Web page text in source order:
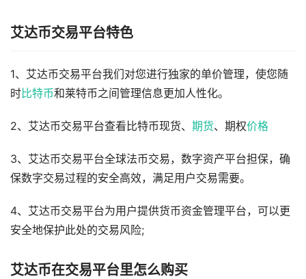
艾达币交易平台特色
1、艾达币交易平台我们对您进行独家的单价管理，使您随
时比特币和莱特币之间管理信息更加人性化。
2、艾达币交易平台查看比特币现货、 期货、期权价格
3、艾达币交易平台全球法币交易，数字资产平台担保，确
保数字交易过程的安全高效，满足用户交易需要。
4、艾达币交易平台为用户提供货币资金管理平台，可以更
安全地保护此处的交易风险;
艾达币在交易平台里怎么购买